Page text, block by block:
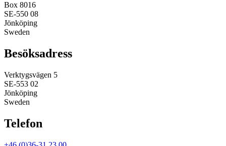
Box 8016
SE-550 08
Jönköping
Sweden
Besöksadress
Verktygsvägen 5
SE-553 02
Jönköping
Sweden
Telefon